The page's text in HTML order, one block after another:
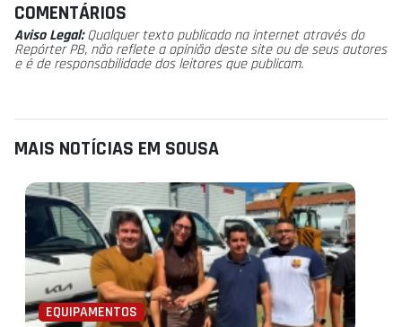
COMENTÁRIOS
Aviso Legal:Qualquer texto publicado na internet através do
Repórter PB, não reflete a opinião deste site ou de seus autores
e é de responsabilidade dos leitores que publicam.
MAIS NOTÍCIAS EM SOUSA
EQUIPAMENTOS